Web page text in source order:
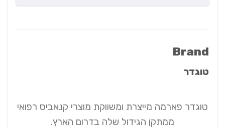
Brand
טוגדר
טוגדר פארמה מייצרת ומשווקת מוצרי קנאביס רפואי
ממתקן הגידול שלה בדרום הארץ.